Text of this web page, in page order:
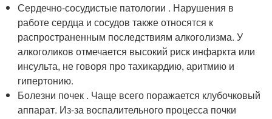
Сердечно-сосудистые патологии . Нарушения в
работе сердца и сосудов также относятся к
распространенным последствиям алкоголизма. У
алкоголиков отмечается высокий риск инфаркта или
инсульта, не говоря про тахикардию, аритмию и
гипертонию.
Болезни почек . Чаще всего поражается клубочковый
аппарат. Из-за воспалительного процесса почки